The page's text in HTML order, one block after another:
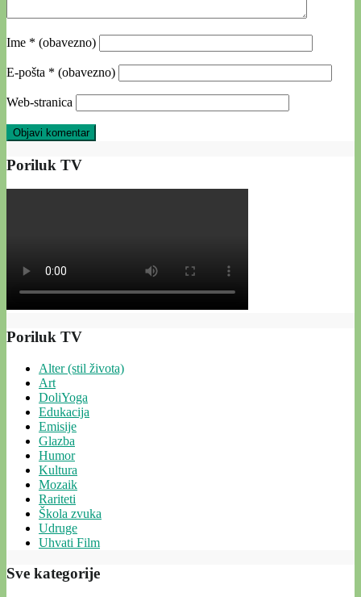
Ime * (obavezno)
E-pošta * (obavezno)
Web-stranica
Poriluk TV
Poriluk TV
Alter (stil života)
Art
DoliYoga
Edukacija
Emisije
Glazba
Humor
Kultura
Mozaik
Rariteti
Škola zvuka
Udruge
Uhvati Film
Sve kategorije